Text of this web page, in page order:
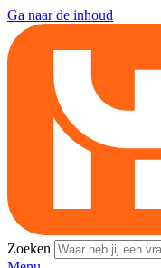
Ga naar de inhoud
Zoeken